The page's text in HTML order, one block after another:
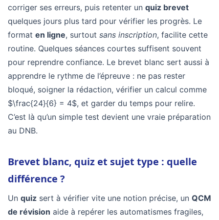
corriger ses erreurs, puis retenter un quiz brevet
quelques jours plus tard pour vérifier les progrès. Le
format en ligne, surtout sans inscription, facilite cette
routine. Quelques séances courtes suffisent souvent
pour reprendre confiance. Le brevet blanc sert aussi à
apprendre le rythme de l’épreuve : ne pas rester
bloqué, soigner la rédaction, vérifier un calcul comme
$\frac{24}{6} = 4$, et garder du temps pour relire.
C’est là qu’un simple test devient une vraie préparation
au DNB.
Brevet blanc, quiz et sujet type : quelle
différence ?
Un quiz sert à vérifier vite une notion précise, un QCM
de révision aide à repérer les automatismes fragiles,